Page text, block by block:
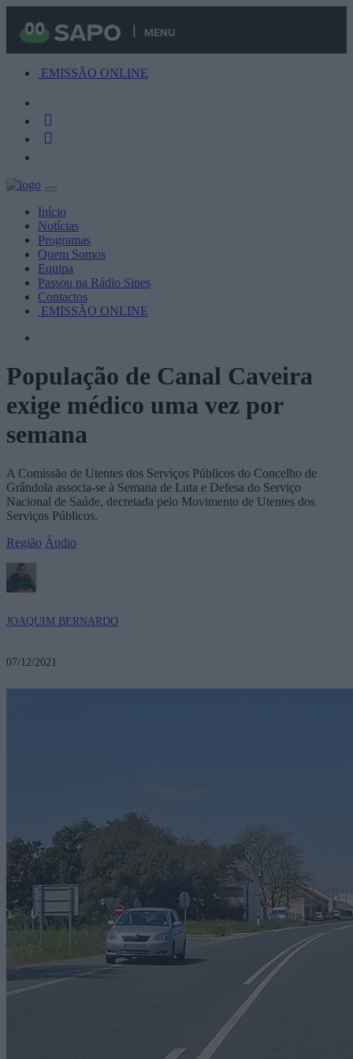
MENU
EMISSÃO ONLINE
Início
Notícias
Programas
Quem Somos
Equipa
Passou na Rádio Sines
Contactos
EMISSÃO ONLINE
População de Canal Caveira
exige médico uma vez por
semana
A Comissão de Utentes dos Serviços Públicos do Concelho de
Grândola associa-se à Semana de Luta e Defesa do Serviço
Nacional de Saúde, decretada pelo Movimento de Utentes dos
Serviços Públicos.
Região Áudio
JOAQUIM BERNARDO
07/12/2021